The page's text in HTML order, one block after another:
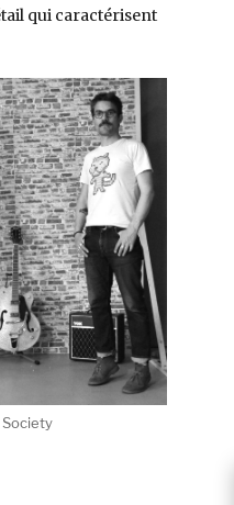
qui caractérisent